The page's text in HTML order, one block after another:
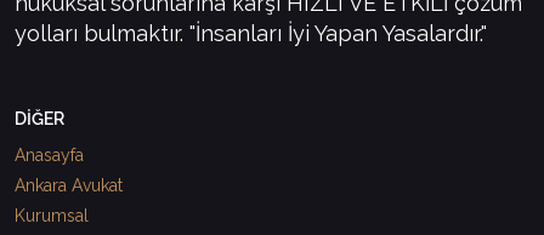
yolları bulmaktır. "İnsanları İyi Yapan Yasalardır."
DİĞER
Anasayfa
Ankara Avukat
Kurumsal